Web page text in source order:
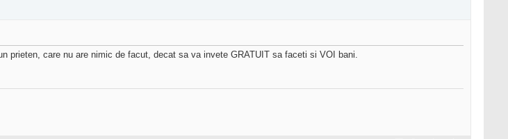
prieten, care nu are nimic de facut, decat sa va invete GRATUIT sa faceti si VOI bani.